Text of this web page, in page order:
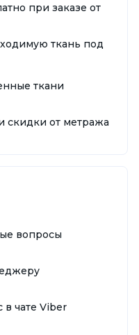
при заказе от
ткань под
ткани
скидки от метража
вопросы
в чате Viber